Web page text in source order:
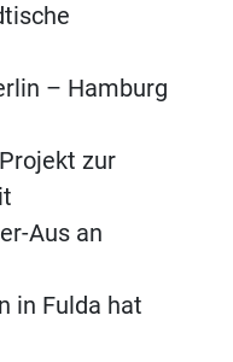
– Hamburg
zur
Aus an
in Fulda hat